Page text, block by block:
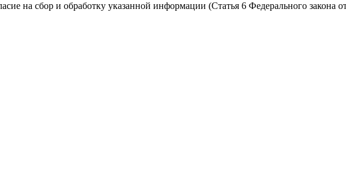
на сбор и обработку указанной информации (Статья 6 Федерального